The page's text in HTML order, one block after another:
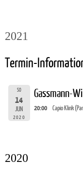
2021
Termin-
SO
14
JUN
2020
Gassmann-
20:00 Capio Klink
2020